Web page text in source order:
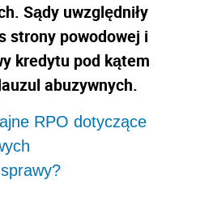
Sądy uwzględniły
strony powodowej i
kredytu pod kątem
abuzywnych.
RPO dotyczące